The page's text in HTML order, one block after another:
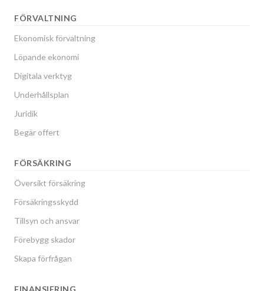
FÖRVALTNING
Ekonomisk förvaltning
Löpande ekonomi
Digitala verktyg
Underhållsplan
Juridik
Begär offert
FÖRSÄKRING
Översikt försäkring
Försäkringsskydd
Tillsyn och ansvar
Förebygg skador
Skapa förfrågan
FINANSIERING